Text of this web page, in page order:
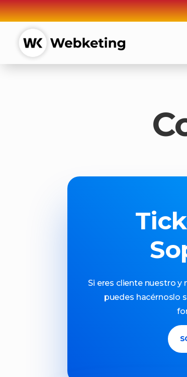
Si eres cliente nuestro
puedes hacérnoslo